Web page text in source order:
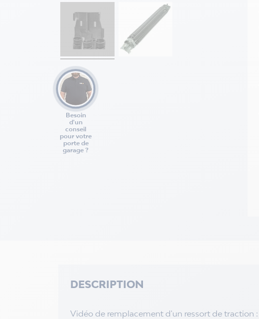
Besoin
d'un
conseil
pour votre
porte de
garage ?
DESCRIPTION
Vidéo de remplacement d'un ressort de traction :